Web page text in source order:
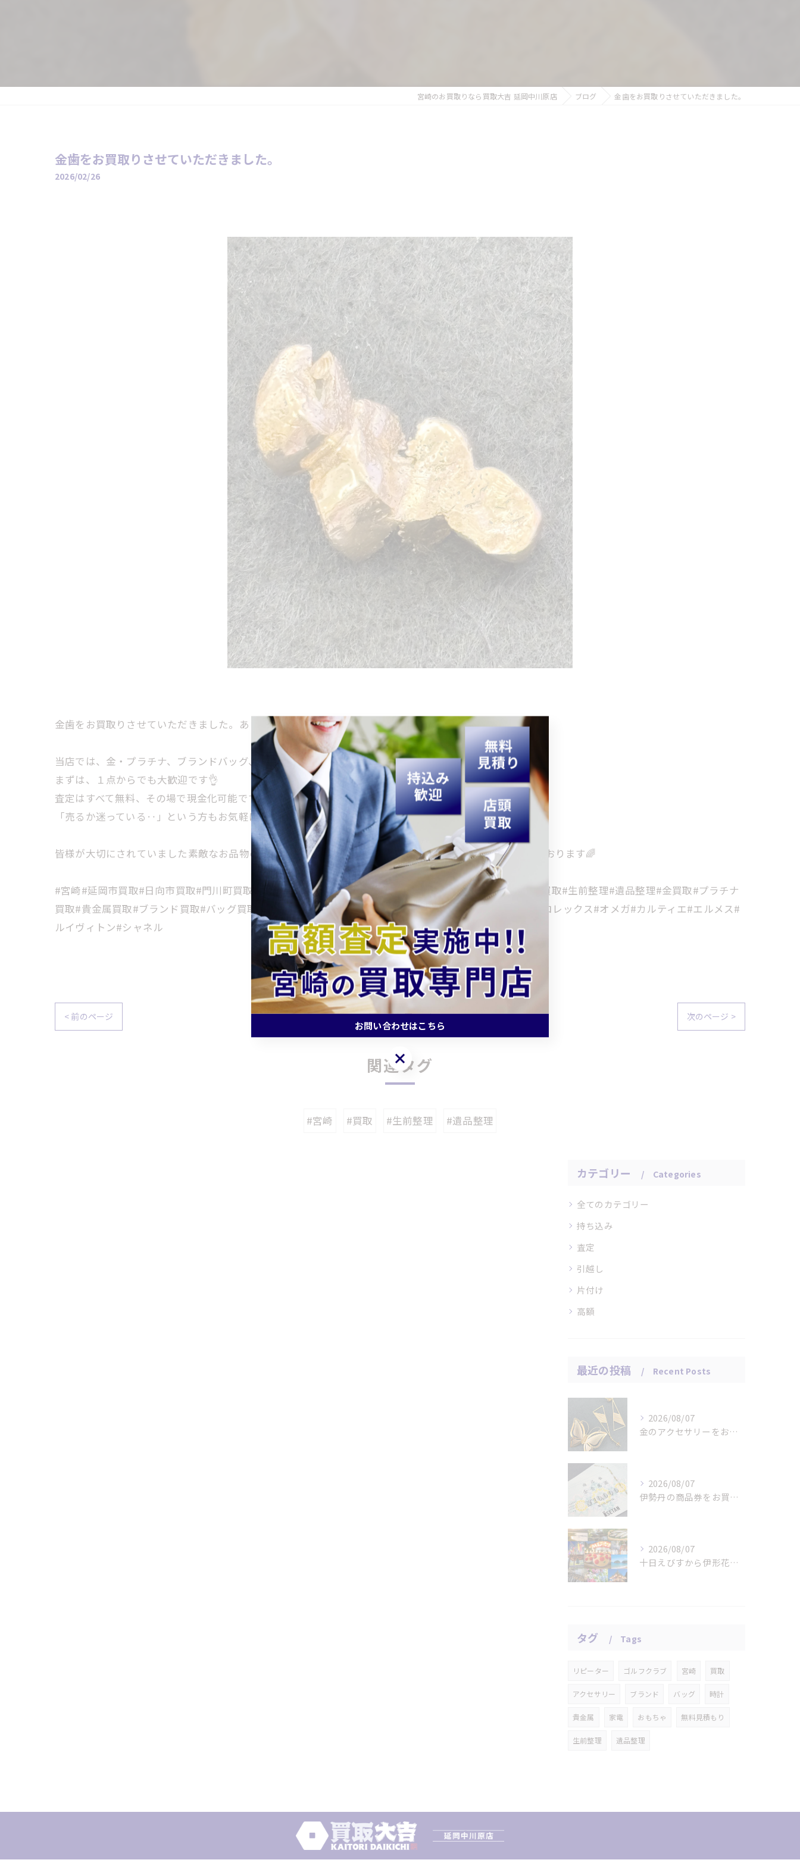
宮崎のお買取りなら買取大吉 延岡中川原店 ブログ 金歯をお買取りさせていただきました。
金歯をお買取りさせていただきました。
2026/02/26
金歯をお買取りさせていただきました。ありがとうございました😊
当店では、金・プラチナ、ブランドバッグ、時計などを強化買取中です💎👜⌚
まずは、１点からでも大歓迎です👌
査定はすべて無料、その場で現金化可能です💰✨
「売るか迷っている‥」という方もお気軽にどうぞ♬
皆様が大切にされていました素敵なお品物の高額査定を目指しています。皆様のご来店を心よりお待ちしております🌈
#宮崎#延岡市買取#日向市買取#門川町買取#買取#高価買取#買取専門店#買取店#無料査定#出張買取#現金買取#生前整理#遺品整理#金買取#プラチナ
買取#貴金属買取#ブランド買取#バッグ買取#時計買取#ジュエリー買取#アクセサリー買取#記念硬貨買取#ロレックス#オメガ#カルティエ#エルメス#
ルイヴィトン#シャネル
< 前のページ 一覧に戻る 次のページ >
関連タグ
#宮崎 #買取 #生前整理 #遺品整理
カテゴリー Categories
全てのカテゴリー
持ち込み
査定
引越し
片付け
高額
最近の投稿 Recent Posts
2026/08/07
金のアクセサリーをお買取りさせていただきました。
2026/08/07
伊勢丹の商品券をお買取りさせていただきました。
2026/08/07
十日えびすから伊形花笠踊りへ、延岡の年中行事
タグ Tags
リピーター ゴルフクラブ 宮崎 買取
アクセサリー ブランド バッグ 時計
貴金属 家電 おもちゃ 無料見積もり
生前整理 遺品整理
お問い合わせはこちら
お問い合わせはこちら